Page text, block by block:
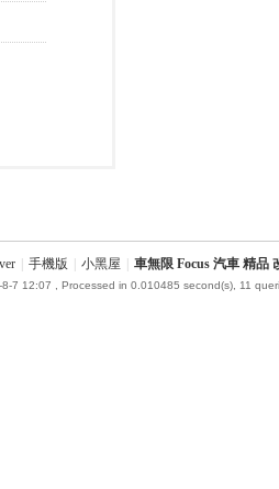
手機版 小黑屋 車無限 Focus 汽車 精品
7 12:07 , Processed in 0.010485 second(s), 11